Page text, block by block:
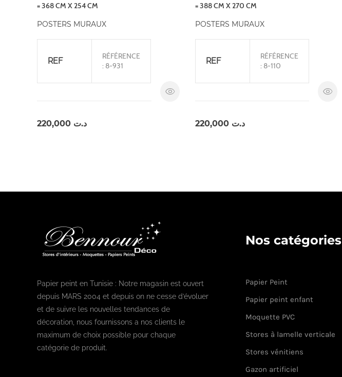
= 368 CM X 254 CM
POSTERS MURAUX
REF
RÉFÉRENCE
: 8-931
د.ت
= 388 CM X 270 CM
POSTERS MURAUX
REF
RÉFÉRENCE
: 8-110
د.ت 220,000
Papier peint en Tunisie : Notre magasin est ouvert
depuis MARS 2004 et depuis on ne cesse d’évoluer
et de suivre les nouvelles tendances de
décoration, nous fournissons a nos clients le
maximum de choix possible pour chaque
catégorie de produit.
Nos catégories
Papier Peint
Papier peint enfant
Moquette PVC
Stores à lamelle verticale
Stores vénitiens
Gazon artificiel